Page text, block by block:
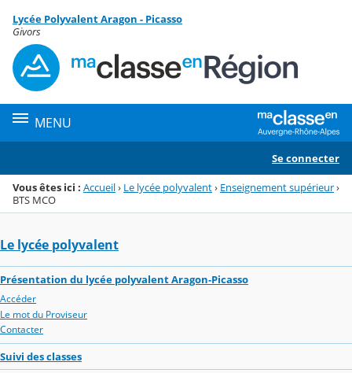
Menu de la rubrique
Contenu
Lycée Polyvalent Aragon - Picasso
Givors
MENU
Se connecter
Vous êtes ici : Accueil› Le lycée polyvalent› Enseignement supérieur›
BTS MCO
Le lycée polyvalent
Présentation du lycée polyvalent Aragon-Picasso
Accéder
Le mot du Proviseur
Contacter
Suivi des classes